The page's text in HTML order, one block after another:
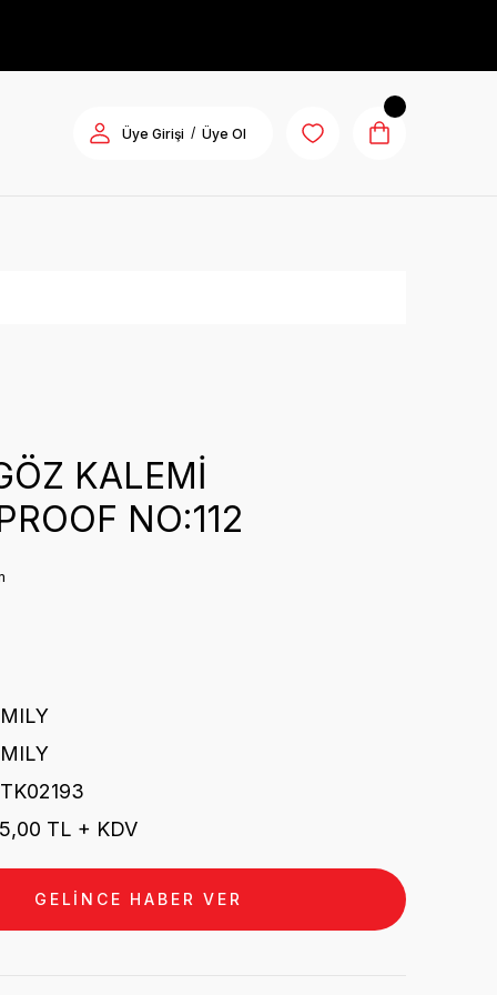
Üye Girişi / Üye Ol
KALEMİ
NO:112
TL + KDV
GELİNCE HABER VER